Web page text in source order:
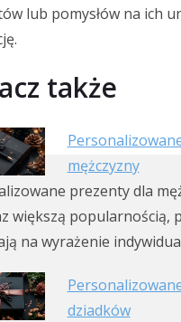
lub pomysłów na ich
także
mężczyzny
prezenty dla
większą popularnością,
na wyrażenie
dziadków